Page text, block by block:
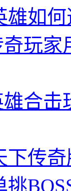
雄如
奇玩
雄合
下传
挑